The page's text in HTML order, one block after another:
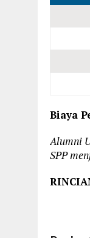
Biaya
Alumni
SPP